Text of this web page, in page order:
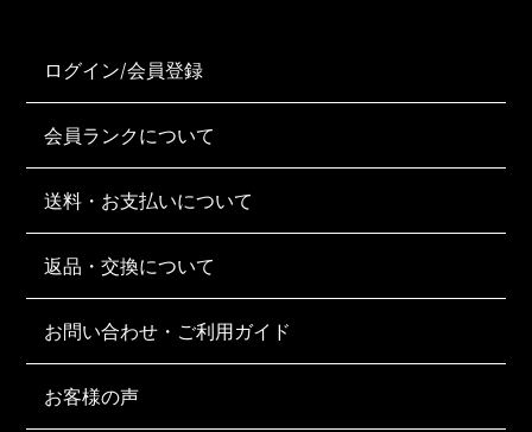
ログイン/会員登録
会員ランクについて
送料・お支払いについて
返品・交換について
お問い合わせ・ご利用ガイド
お客様の声